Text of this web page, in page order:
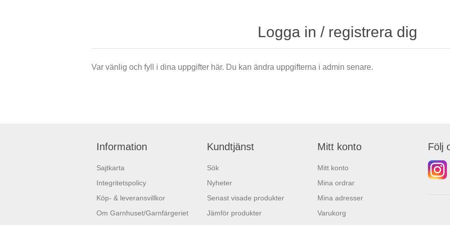
Logga in / registrera dig
Var vänlig och fyll i dina uppgifter här. Du kan ändra uppgifterna i admin senare.
Information
Sajtkarta
Integritetspolicy
Köp- & leveransvillkor
Om Garnhuset/Garnfärgeriet
Kundtjänst
Sök
Nyheter
Senast visade produkter
Jämför produkter
Mitt konto
Mitt konto
Mina ordrar
Mina adresser
Varukorg
Följ